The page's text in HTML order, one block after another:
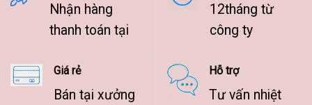
Nhận hàng
thanh toán tại
12tháng từ
công ty
Giá rẻ
Bán tại xưởng
Hỗ trợ
Tư vấn nhiệt